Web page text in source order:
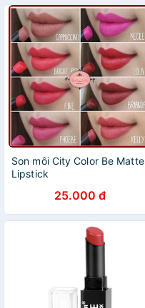
Son môi City Color Be Matte
Lipstick
25.000 đ